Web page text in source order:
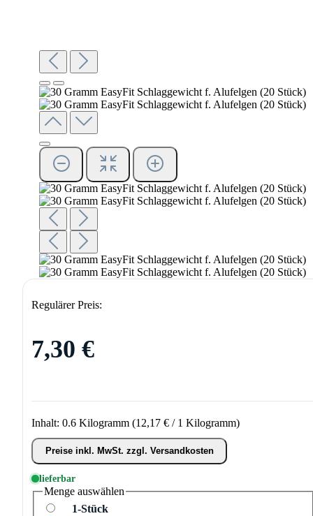
Regulärer Preis:
7,30 €
Inhalt: 0.6 Kilogramm (12,17 € / 1 Kilogramm)
Preise inkl. MwSt. zzgl. Versandkosten
lieferbar
Menge auswählen
1-Stück